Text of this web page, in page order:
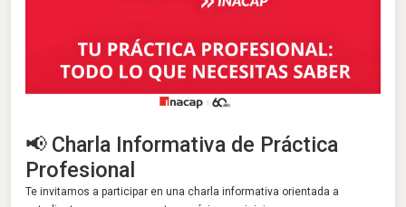
📢 Charla Informativa de Práctica
Profesional
Te invitamos a participar en una charla informativa orientada a